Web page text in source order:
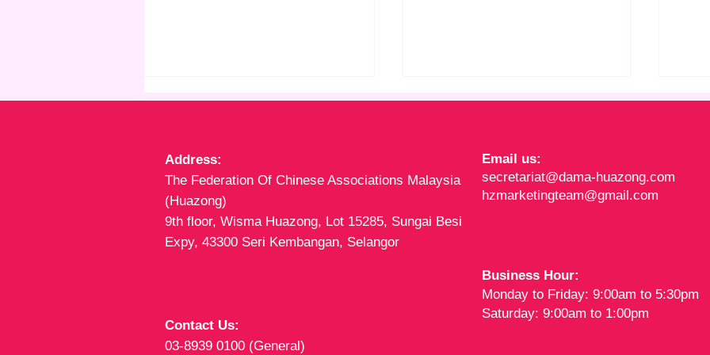
第十一届世界华侨华人社团联
谊大会
Address:
The Federation Of Chinese Associations Malaysia
(Huazong)
9th floor, Wisma Huazong, Lot 15285, Sungai Besi
Expy, 43300 Seri Kembangan, Selangor
Email us:
secretariat@dama-huazong.com
hzmarketingteam@gmail.com
Contact Us:
03-8939 0100 (General)
Business Hour:
Monday to Friday: 9:00am to 5:30pm
Saturday: 9:00am to 1:00pm